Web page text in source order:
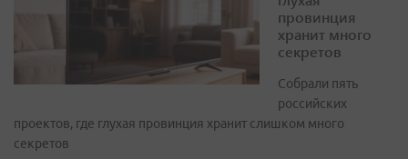
провинция
хранит много
секретов
Собрали пять
российских
проектов, где глухая провинция хранит слишком много
секретов